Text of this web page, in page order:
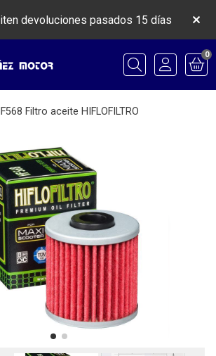
devoluciones pasados 15 días
Buscar
0
Filtro aceite HIFLOFILTRO